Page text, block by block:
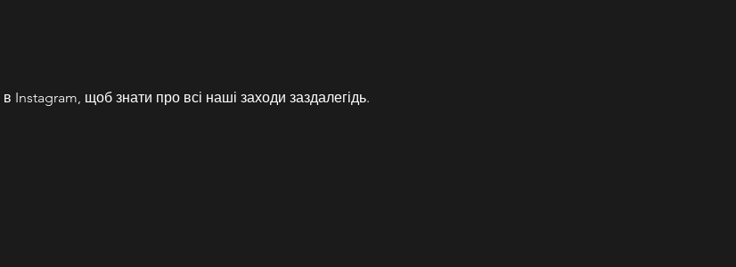
в Instagram, щоб знати про всі наші заходи заздалегідь.